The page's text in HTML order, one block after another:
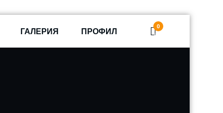
ГАЛЕРИЯ ПРОФИЛ
0
items